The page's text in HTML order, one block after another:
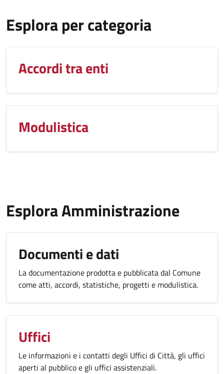
Esplora per categoria
Accordi tra enti
Modulistica
Esplora Amministrazione
Documenti e dati
La documentazione prodotta e pubblicata dal Comune
come atti, accordi, statistiche, progetti e modulistica.
Uffici
Le informazioni e i contatti degli Uffici di Città, gli uffici
aperti al pubblico e gli uffici assistenziali.